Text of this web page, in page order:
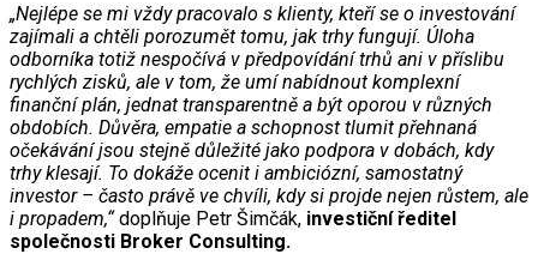
„Nejlépe se mi vždy pracovalo s klienty, kteří se o investování
zajímali a chtěli porozumět tomu, jak trhy fungují. Úloha
odborníka totiž nespočívá v předpovídání trhů ani v příslibu
rychlých zisků, ale v tom, že umí nabídnout komplexní
finanční plán, jednat transparentně a být oporou v různých
obdobích. Důvěra, empatie a schopnost tlumit přehnaná
očekávání jsou stejně důležité jako podpora v dobách, kdy
trhy klesají. To dokáže ocenit i ambiciózní, samostatný
investor – často právě ve chvíli, kdy si projde nejen růstem, ale
i propadem,“doplňuje Petr Šimčák, investiční ředitel
společnosti Broker Consulting.